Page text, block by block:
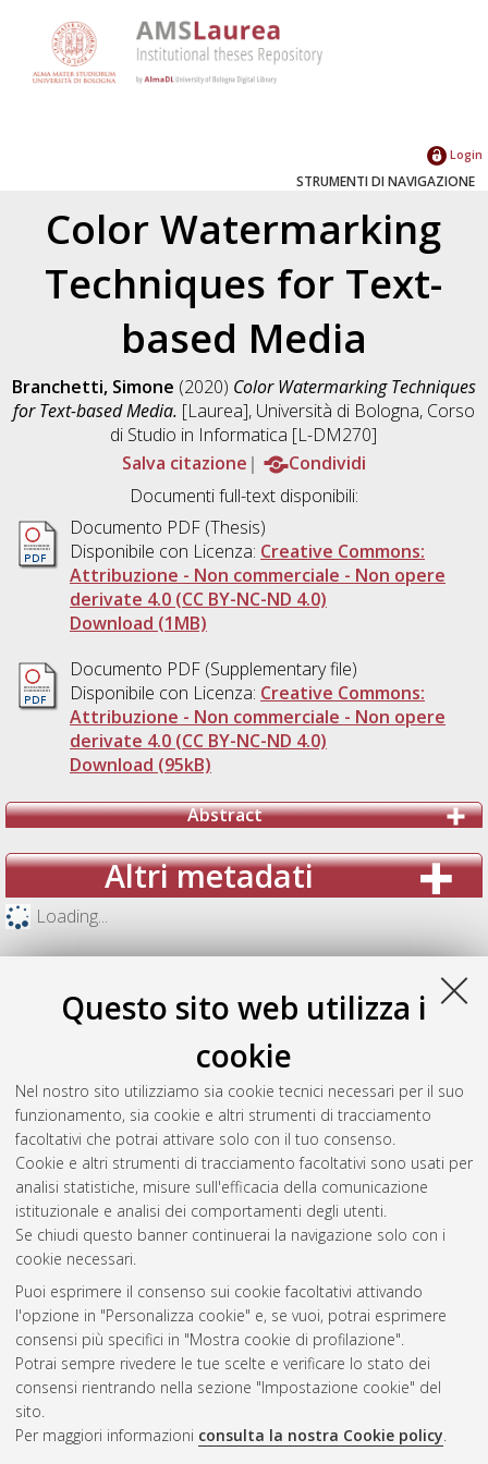
Questo sito web utilizza i
cookie
Nel nostro sito utilizziamo sia cookie tecnici necessari per il suo
funzionamento, sia cookie e altri strumenti di tracciamento
facoltativi che potrai attivare solo con il tuo consenso.
Cookie e altri strumenti di tracciamento facoltativi sono usati per
analisi statistiche, misure sull'efficacia della comunicazione
istituzionale e analisi dei comportamenti degli utenti.
Se chiudi questo banner continuerai la navigazione solo con i
cookie necessari.
Puoi esprimere il consenso sui cookie facoltativi attivando
l'opzione in "Personalizza cookie" e, se vuoi, potrai esprimere
consensi più specifici in "Mostra cookie di profilazione".
Potrai sempre rivedere le tue scelte e verificare lo stato dei
consensi rientrando nella sezione "Impostazione cookie" del
sito.
Per maggiori informazioni consulta la nostra Cookie policy.
Login
STRUMENTI DI NAVIGAZIONE
Color Watermarking
Techniques for Text-
based Media
Branchetti, Simone (2020) Color Watermarking Techniques
for Text-based Media. [Laurea], Università di Bologna, Corso
di Studio in Informatica [L-DM270]
Salva citazione
Condividi
Documenti full-text disponibili:
Documento PDF (Thesis)
Disponibile con Licenza: Creative Commons:
Attribuzione - Non commerciale - Non opere
derivate 4.0 (CC BY-NC-ND 4.0)
Download (1MB)
Documento PDF (Supplementary file)
Disponibile con Licenza: Creative Commons:
Attribuzione - Non commerciale - Non opere
derivate 4.0 (CC BY-NC-ND 4.0)
Download (95kB)
Abstract
Altri metadati
Loading...
Gestione del documento:
Atom
Rss 1.0
Rss 2.0
AMS Laurea